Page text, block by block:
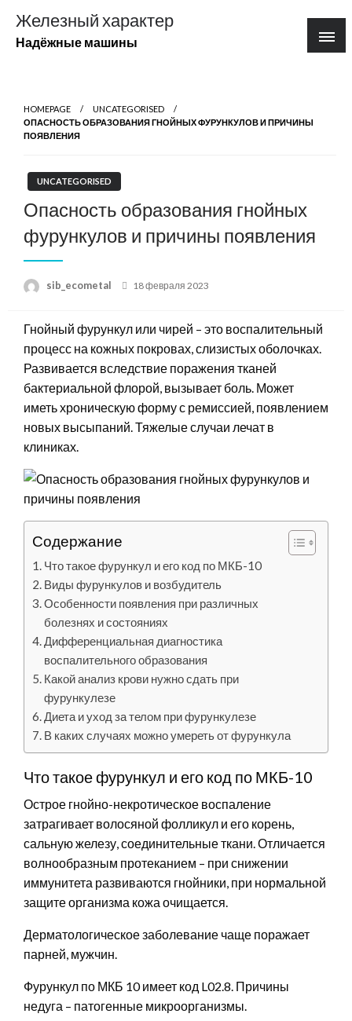
содержимому
Железный характер
Надёжные машины
HOMEPAGE
UNCATEGORISED
ОПАСНОСТЬ ОБРАЗОВАНИЯ ГНОЙНЫХ ФУРУНКУЛОВ И ПРИЧИНЫ
ПОЯВЛЕНИЯ
UNCATEGORISED
Опасность образования гнойных
фурункулов и причины появления
sib_ecometal
Posted
18 февраля 2023
Гнойный фурункул или чирей – это воспалительный
процесс на кожных покровах, слизистых оболочках.
Развивается вследствие поражения тканей
бактериальной флорой, вызывает боль. Может
иметь хроническую форму с ремиссией, появлением
новых высыпаний. Тяжелые случаи лечат в
клиниках.
Содержание
Что такое фурункул и его код по МКБ-10
Виды фурункулов и возбудитель
Особенности появления при различных
болезнях и состояниях
Дифференциальная диагностика
воспалительного образования
Какой анализ крови нужно сдать при
фурункулезе
Диета и уход за телом при фурункулезе
В каких случаях можно умереть от фурункула
Что такое фурункул и его код по МКБ-10
Острое гнойно-некротическое воспаление
затрагивает волосяной фолликул и его корень,
сальную железу, соединительные ткани. Отличается
волнообразным протеканием – при снижении
иммунитета развиваются гнойники, при нормальной
защите организма кожа очищается.
Дерматологическое заболевание чаще поражает
парней, мужчин.
Фурункул по МКБ 10 имеет код L02.8. Причины
недуга – патогенные микроорганизмы.